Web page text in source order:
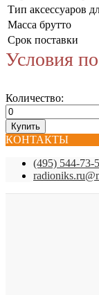
Тип аксессуаров
Масса брутто
Срок поставки
Условия
Количество:
КОНТАКТЫ
(495) 544-73-